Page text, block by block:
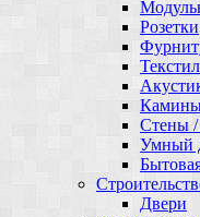
Розетки
Стены
Умный
Двери